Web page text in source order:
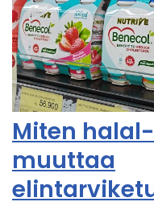
Miten
muuttaa